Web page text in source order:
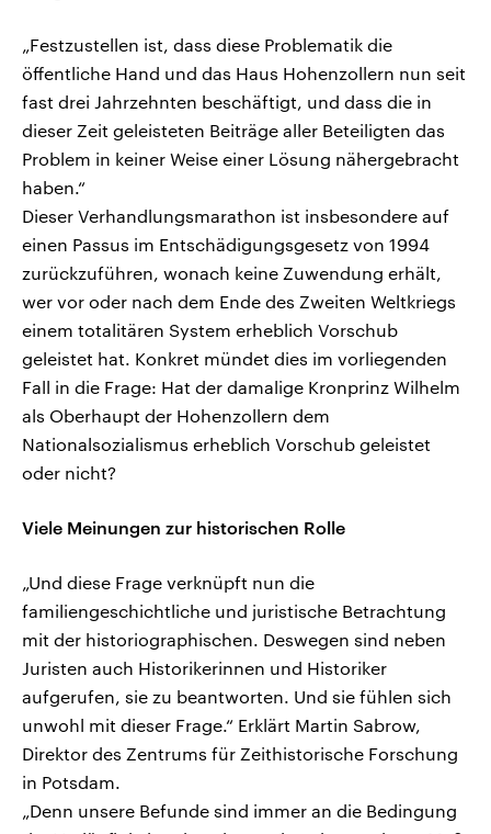
„Festzustellen ist, dass diese Problematik die
öffentliche Hand und das Haus Hohenzollern nun seit
fast drei Jahrzehnten beschäftigt, und dass die in
dieser Zeit geleisteten Beiträge aller Beteiligten das
Problem in keiner Weise einer Lösung nähergebracht
haben.“
Dieser Verhandlungsmarathon ist insbesondere auf
einen Passus im Entschädigungsgesetz von 1994
zurückzuführen, wonach keine Zuwendung erhält,
wer vor oder nach dem Ende des Zweiten Weltkriegs
einem totalitären System erheblich Vorschub
geleistet hat. Konkret mündet dies im vorliegenden
Fall in die Frage: Hat der damalige Kronprinz Wilhelm
als Oberhaupt der Hohenzollern dem
Nationalsozialismus erheblich Vorschub geleistet
oder nicht?
Viele Meinungen zur historischen Rolle
„Und diese Frage verknüpft nun die
familiengeschichtliche und juristische Betrachtung
mit der historiographischen. Deswegen sind neben
Juristen auch Historikerinnen und Historiker
aufgerufen, sie zu beantworten. Und sie fühlen sich
unwohl mit dieser Frage.“ Erklärt Martin Sabrow,
Direktor des Zentrums für Zeithistorische Forschung
in Potsdam.
„Denn unsere Befunde sind immer an die Bedingung